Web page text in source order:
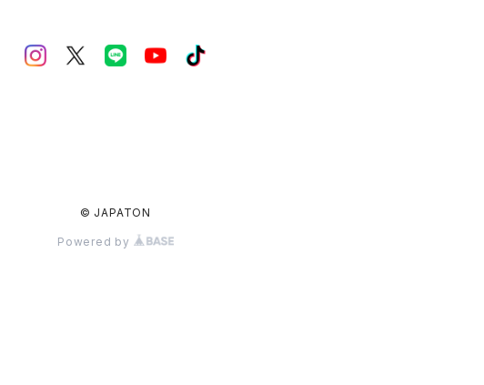
© JAPATON
Powered by